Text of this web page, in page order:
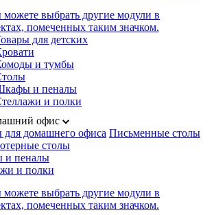
выбрать другие модули в
помеченных таким значком.
для детских
и тумбы
и пеналы
и полки
офис
для домашнего офиса Письменные столы
столы
пеналы
и полки
выбрать другие модули в
помеченных таким значком.